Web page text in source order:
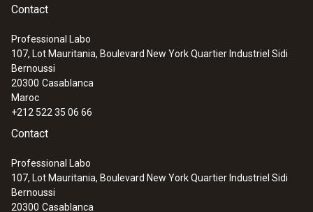
Contact
Professional Labo
107, Lot Mauritania, Boulevard New York Quartier Industriel Sidi
Bernoussi
20300 Casablanca
Maroc
+212 522 35 06 66
Contact
Professional Labo
107, Lot Mauritania, Boulevard New York Quartier Industriel Sidi
Bernoussi
20300 Casablanca